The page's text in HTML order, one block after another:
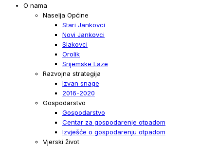
O nama
Naselja Općine
Stari Jankovci
Novi Jankovci
Slakovci
Orolik
Srijemske Laze
Razvojna strategija
Izvan snage
2016-2020
Gospodarstvo
Gospodarstvo
Centar za gospodarenje otpadom
Izvješće o gospodarenju otpadom
Vjerski život